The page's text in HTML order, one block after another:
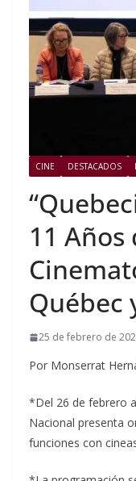
CINE DESTACADOS
11 Años
Québec
25 de febrero de
Por Monserrat
*Del 26 de febrero
Nacional presenta
funciones con